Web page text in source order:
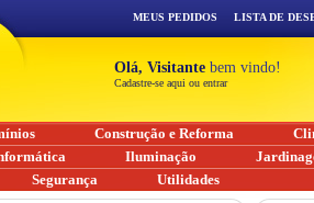
MEUS PEDIDOS LISTA DE
Olá, Visitante bem vindo!
Cadastre-se aqui ou entrar
Construção e Reforma
Iluminação
Segurança Utilidades